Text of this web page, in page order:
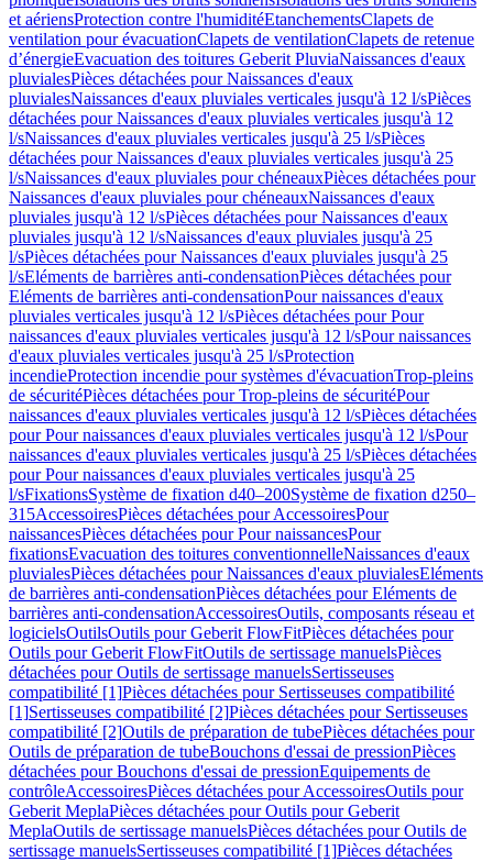
et aériensProtection contre l'humiditéEtanchementsClapets de
ventilation pour évacuationClapets de ventilationClapets de retenue
d’énergieEvacuation des toitures Geberit PluviaNaissances d'eaux
pluvialesPièces détachées pour Naissances d'eaux
pluvialesNaissances d'eaux pluviales verticales jusqu'à 12 l/sPièces
détachées pour Naissances d'eaux pluviales verticales jusqu'à 12
l/sNaissances d'eaux pluviales verticales jusqu'à 25 l/sPièces
détachées pour Naissances d'eaux pluviales verticales jusqu'à 25
l/sNaissances d'eaux pluviales pour chéneauxPièces détachées pour
Naissances d'eaux pluviales pour chéneauxNaissances d'eaux
pluviales jusqu'à 12 l/sPièces détachées pour Naissances d'eaux
pluviales jusqu'à 12 l/sNaissances d'eaux pluviales jusqu'à 25
l/sPièces détachées pour Naissances d'eaux pluviales jusqu'à 25
l/sEléments de barrières anti-condensationPièces détachées pour
Eléments de barrières anti-condensationPour naissances d'eaux
pluviales verticales jusqu'à 12 l/sPièces détachées pour Pour
naissances d'eaux pluviales verticales jusqu'à 12 l/sPour naissances
d'eaux pluviales verticales jusqu'à 25 l/sProtection
incendieProtection incendie pour systèmes d'évacuationTrop-pleins
de sécuritéPièces détachées pour Trop-pleins de sécuritéPour
naissances d'eaux pluviales verticales jusqu'à 12 l/sPièces détachées
pour Pour naissances d'eaux pluviales verticales jusqu'à 12 l/sPour
naissances d'eaux pluviales verticales jusqu'à 25 l/sPièces détachées
pour Pour naissances d'eaux pluviales verticales jusqu'à 25
l/sFixationsSystème de fixation d40–200Système de fixation d250–
315AccessoiresPièces détachées pour AccessoiresPour
naissancesPièces détachées pour Pour naissancesPour
fixationsEvacuation des toitures conventionnelleNaissances d'eaux
pluvialesPièces détachées pour Naissances d'eaux pluvialesEléments
de barrières anti-condensationPièces détachées pour Eléments de
barrières anti-condensationAccessoiresOutils, composants réseau et
logicielsOutilsOutils pour Geberit FlowFitPièces détachées pour
Outils pour Geberit FlowFitOutils de sertissage manuelsPièces
détachées pour Outils de sertissage manuelsSertisseuses
compatibilité [1]Pièces détachées pour Sertisseuses compatibilité
[1]Sertisseuses compatibilité [2]Pièces détachées pour Sertisseuses
compatibilité [2]Outils de préparation de tubePièces détachées pour
Outils de préparation de tubeBouchons d'essai de pressionPièces
détachées pour Bouchons d'essai de pressionEquipements de
contrôleAccessoiresPièces détachées pour AccessoiresOutils pour
Geberit MeplaPièces détachées pour Outils pour Geberit
MeplaOutils de sertissage manuelsPièces détachées pour Outils de
sertissage manuelsSertisseuses compatibilité [1]Pièces détachées